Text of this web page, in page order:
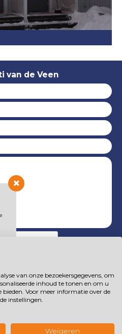
van de Veen
van onze bezoekersgegevens, om
inhoud te tonen en om u
Voor meer informatie over de
instellingen.
Weigeren